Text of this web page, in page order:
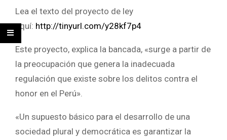
Lea el texto del proyecto de ley
aquí: http://tinyurl.com/y28kf7p4
Este proyecto, explica la bancada, «surge a partir de
la preocupación que genera la inadecuada
regulación que existe sobre los delitos contra el
honor en el Perú».
«Un supuesto básico para el desarrollo de una
sociedad plural y democrática es garantizar la